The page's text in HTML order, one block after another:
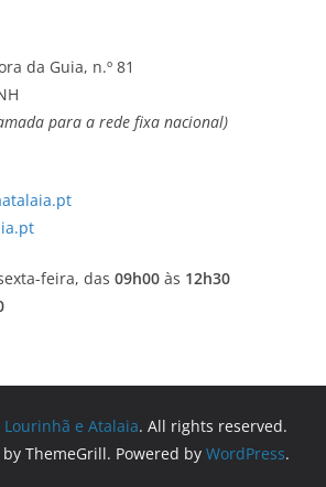
da Guia, n.º 81
para a rede fixa nacional)
feira, das 09h00 às 12h30
Lourinhã e Atalaia. All rights reserved.
by ThemeGrill. Powered by WordPress.